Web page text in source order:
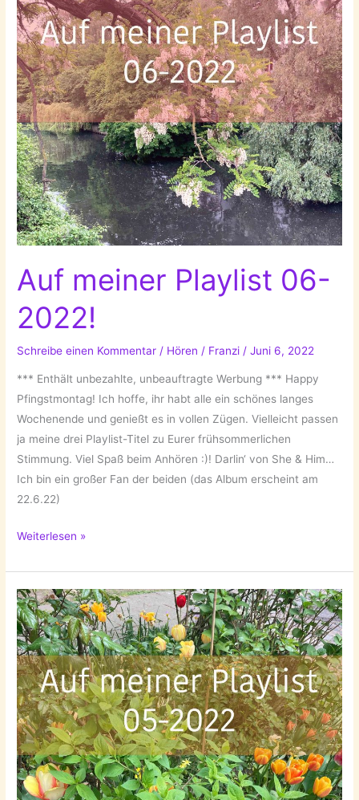
Auf meiner Playlist 06-
2022!
Schreibe einen Kommentar / Hören / Franzi /Juni 6, 2022
*** Enthält unbezahlte, unbeauftragte Werbung *** Happy
Pfingstmontag! Ich hoffe, ihr habt alle ein schönes langes
Wochenende und genießt es in vollen Zügen. Vielleicht passen
ja meine drei Playlist-Titel zu Eurer frühsommerlichen
Stimmung. Viel Spaß beim Anhören :)! Darlin‘ von She & Him…
Ich bin ein großer Fan der beiden (das Album erscheint am
22.6.22)
Auf
Playlist
06-
2022!
Weiterlesen »